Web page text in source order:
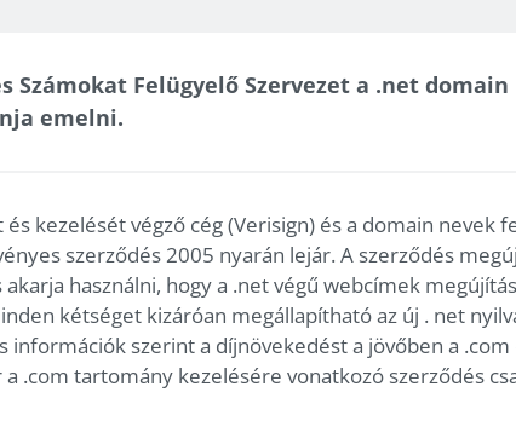
Számokat Felügyelő Szervezet a .net domain
emelni.
kezelését végző cég (Verisign) és a domain nevek
szerződés 2005 nyarán lejár. A szerződés
használni, hogy a .net végű webcímek
kétséget kizáróan megállapítható az új . net
információk szerint a díjnövekedést a jövőben a .com
.com tartomány kezelésére vonatkozó szerződés